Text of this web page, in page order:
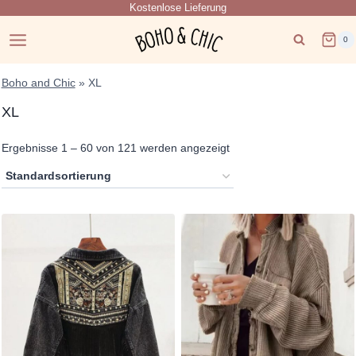
springen
Kostenlose Lieferung
0
Boho and Chic» XL
XL
Ergebnisse 1 – 60 von 121 werden angezeigt